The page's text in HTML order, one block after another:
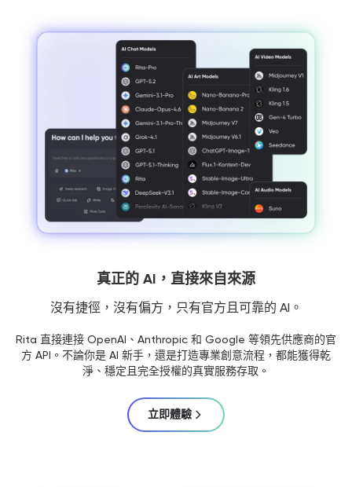
真正的 AI，直接來自來源
沒有捷徑，沒有偏方，只有官方且可靠的 AI。
Rita 直接連接 OpenAI、Anthropic 和 Google 等領先供應商的官
方 API。不論你是 AI 新手，還是打造專業創意流程，都能獲得乾
淨、穩定且完全授權的真實服務存取。
立即體驗